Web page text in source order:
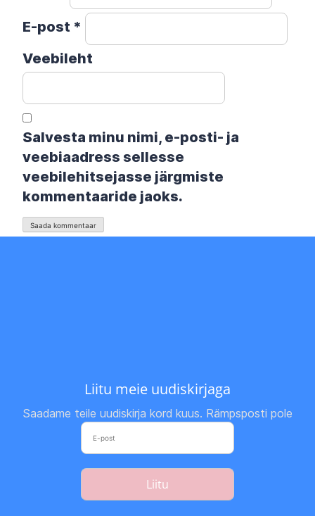
E-post *
Veebileht
Salvesta minu nimi, e-posti- ja
veebiaadress sellesse
veebilehitsejasse järgmiste
kommentaaride jaoks.
Liitu meie uudiskirjaga
Saadame teile uudiskirja kord kuus. Rämpsposti pole
Liitu